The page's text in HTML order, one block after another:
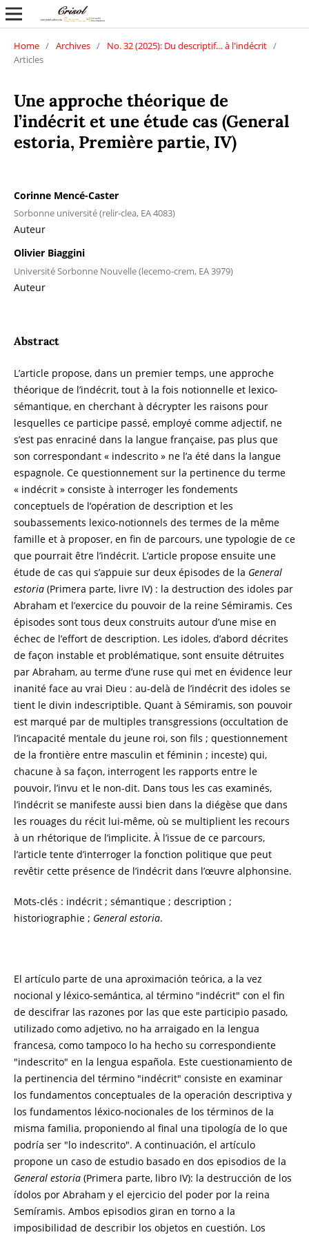
Home / Archives / No. 32 (2025): Du descriptif… à l'indécrit /
Articles
Une approche théorique de
l’indécrit et une étude cas (General
estoria, Première partie, IV)
Corinne Mencé-Caster
Sorbonne université (relir-clea, EA 4083)
Auteur
Olivier Biaggini
Université Sorbonne Nouvelle (lecemo-crem, EA 3979)
Auteur
Abstract
L’article propose, dans un premier temps, une approche
théorique de l’indécrit, tout à la fois notionnelle et lexico-
sémantique, en cherchant à décrypter les raisons pour
lesquelles ce participe passé, employé comme adjectif, ne
s’est pas enraciné dans la langue française, pas plus que
son correspondant « indescrito » ne l’a été dans la langue
espagnole. Ce questionnement sur la pertinence du terme
« indécrit » consiste à interroger les fondements
conceptuels de l’opération de description et les
soubassements lexico-notionnels des termes de la même
famille et à proposer, en fin de parcours, une typologie de ce
que pourrait être l’indécrit. L’article propose ensuite une
étude de cas qui s’appuie sur deux épisodes de la General
estoria(Primera parte, livre IV) : la destruction des idoles par
Abraham et l’exercice du pouvoir de la reine Sémiramis. Ces
épisodes sont tous deux construits autour d’une mise en
échec de l’effort de description. Les idoles, d’abord décrites
de façon instable et problématique, sont ensuite détruites
par Abraham, au terme d’une ruse qui met en évidence leur
inanité face au vrai Dieu : au-delà de l’indécrit des idoles se
tient le divin indescriptible. Quant à Sémiramis, son pouvoir
est marqué par de multiples transgressions (occultation de
l’incapacité mentale du jeune roi, son fils ; questionnement
de la frontière entre masculin et féminin ; inceste) qui,
chacune à sa façon, interrogent les rapports entre le
pouvoir, l’invu et le non-dit. Dans tous les cas examinés,
l’indécrit se manifeste aussi bien dans la diégèse que dans
les rouages du récit lui-même, où se multiplient les recours
à un rhétorique de l’implicite. À l’issue de ce parcours,
l’article tente d’interroger la fonction politique que peut
revêtir cette présence de l’indécrit dans l’œuvre alphonsine.
Mots-clés : indécrit ; sémantique ; description ;
historiographie ; General estoria.
El artículo parte de una aproximación teórica, a la vez
nocional y léxico-semántica, al término "indécrit" con el fin
de descifrar las razones por las que este participio pasado,
utilizado como adjetivo, no ha arraigado en la lengua
francesa, como tampoco lo ha hecho su correspondiente
"indescrito" en la lengua española. Este cuestionamiento de
la pertinencia del término "indécrit" consiste en examinar
los fundamentos conceptuales de la operación descriptiva y
los fundamentos léxico-nocionales de los términos de la
misma familia, proponiendo al final una tipología de lo que
podría ser "lo indescrito". A continuación, el artículo
propone un caso de estudio basado en dos episodios de la
General estoria(Primera parte, libro IV): la destrucción de los
ídolos por Abraham y el ejercicio del poder por la reina
Semíramis. Ambos episodios giran en torno a la
imposibilidad de describir los objetos en cuestión. Los